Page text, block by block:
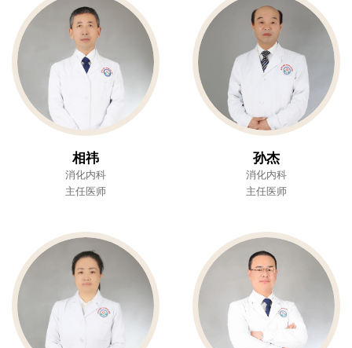
相祎
消化内科
主任医师
孙杰
消化内科
主任医师